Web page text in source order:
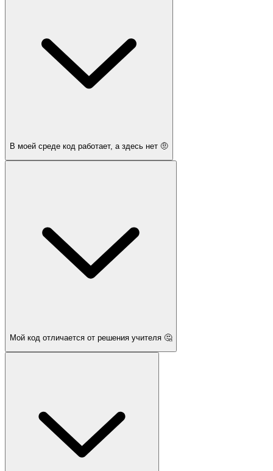
В моей среде код работает, а здесь нет 🤨
Мой код отличается от решения учителя 🤔